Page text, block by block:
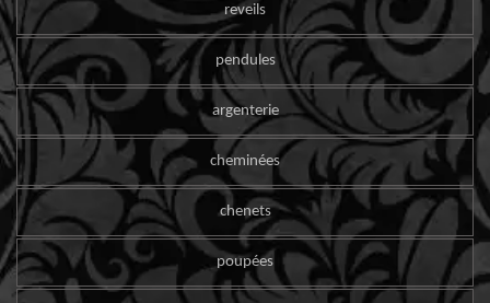
reveils
pendules
argenterie
cheminées
chenets
poupées